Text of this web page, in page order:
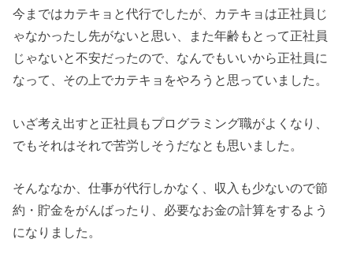
今まではカテキョと代行でしたが、カテキョは正社員じ
ゃなかったし先がないと思い、また年齢もとって正社員
じゃないと不安だったので、なんでもいいから正社員に
なって、その上でカテキョをやろうと思っていました。
いざ考え出すと正社員もプログラミング職がよくなり、
でもそれはそれで苦労しそうだなとも思いました。
そんななか、仕事が代行しかなく、収入も少ないので節
約・貯金をがんばったり、必要なお金の計算をするよう
になりました。